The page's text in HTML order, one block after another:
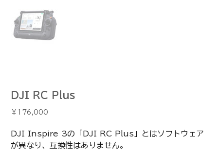
DJI RC Plus
価
格
￥176,000
DJI Inspire 3の「DJI RC Plus」とはソフトウェア
が異なり、互換性はありません。